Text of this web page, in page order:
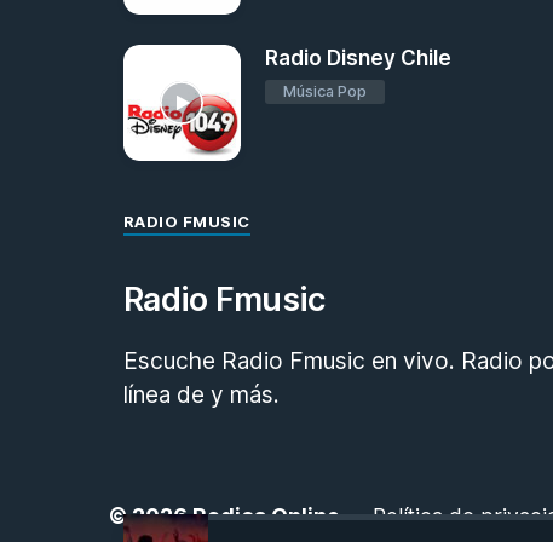
Radio Disney Chile
Música Pop
RADIO FMUSIC
Radio Fmusic
Escuche Radio Fmusic en vivo. Radio
línea de y más.
© 2026Radios Online -Política de